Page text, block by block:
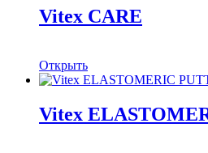
Vitex CARE
Открыть
Vitex